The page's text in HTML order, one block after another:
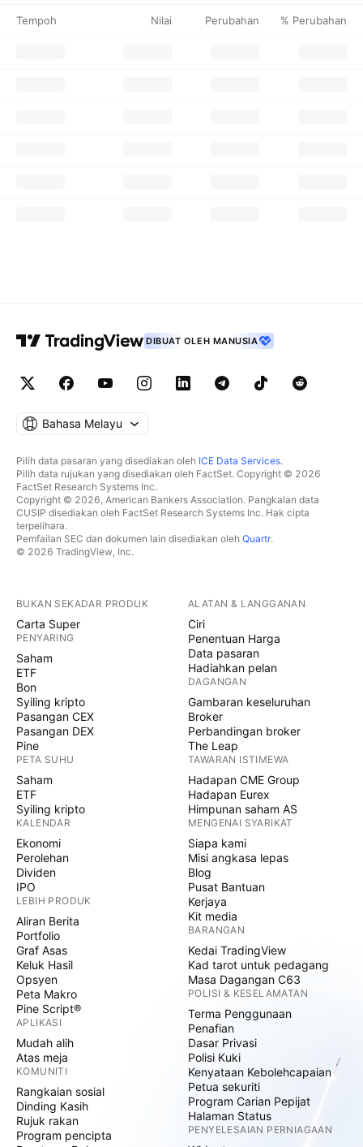
Tempoh Nilai Perubahan % Perubahan
DIBUAT OLEH MANUSIA
Bahasa Melayu
Pilih data pasaran yang disediakan oleh ICE Data Services.
Pilih data rujukan yang disediakan oleh FactSet. Copyright © 2026
FactSet Research Systems Inc.
Copyright © 2026, American Bankers Association. Pangkalan data
CUSIP disediakan oleh FactSet Research Systems Inc. Hak cipta
terpelihara.
Pemfailan SEC dan dokumen lain disediakan oleh Quartr.
© 2026 TradingView, Inc.
BUKAN SEKADAR PRODUK
Carta Super
PENYARING
Saham
ETF
Bon
Syiling kripto
Pasangan CEX
Pasangan DEX
Pine
PETA SUHU
Saham
ETF
Syiling kripto
KALENDAR
Ekonomi
Perolehan
Dividen
IPO
LEBIH PRODUK
Aliran Berita
Portfolio
Graf Asas
Keluk Hasil
Opsyen
Peta Makro
Pine Script®
APLIKASI
Mudah alih
Atas meja
KOMUNITI
Rangkaian sosial
Dinding Kasih
Rujuk rakan
Program pencipta
ALATAN & LANGGANAN
Ciri
Penentuan Harga
Data pasaran
Hadiahkan pelan
DAGANGAN
Gambaran keseluruhan
Broker
Perbandingan broker
The Leap
TAWARAN ISTIMEWA
Hadapan CME Group
Hadapan Eurex
Himpunan saham AS
MENGENAI SYARIKAT
Siapa kami
Misi angkasa lepas
Blog
Pusat Bantuan
Kerjaya
Kit media
BARANGAN
Kedai TradingView
Kad tarot untuk pedagang
Masa Dagangan C63
POLISI & KESELAMATAN
Terma Penggunaan
Penafian
Dasar Privasi
Polisi Kuki
Kenyataan Kebolehcapaian
Petua sekuriti
Program Carian Pepijat
Halaman Status
PENYELESAIAN PERNIAGAAN